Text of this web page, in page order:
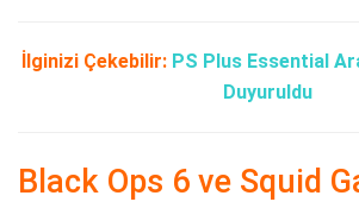
İlginizi Çekebilir: PS Plus Essential
Duyuruldu
Black Ops 6 ve Squid